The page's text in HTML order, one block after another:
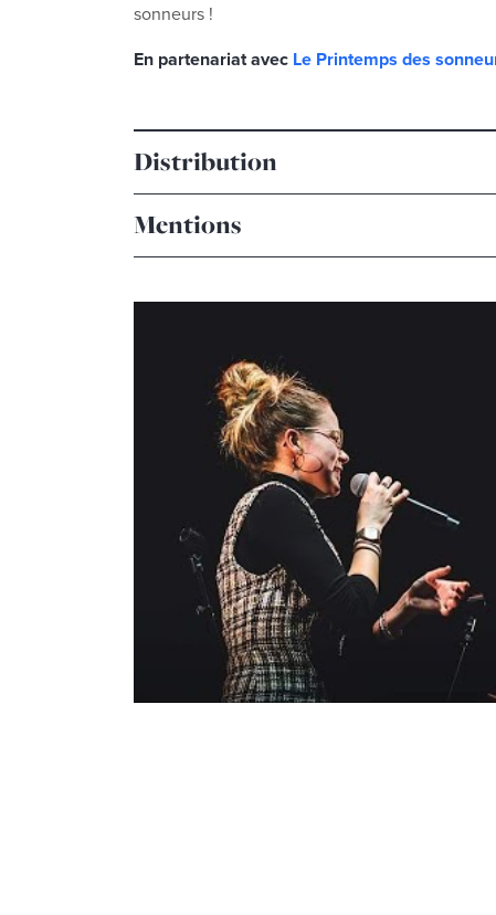
sonneurs !
En partenariat avec Le Printemps des
Distribution
Mentions